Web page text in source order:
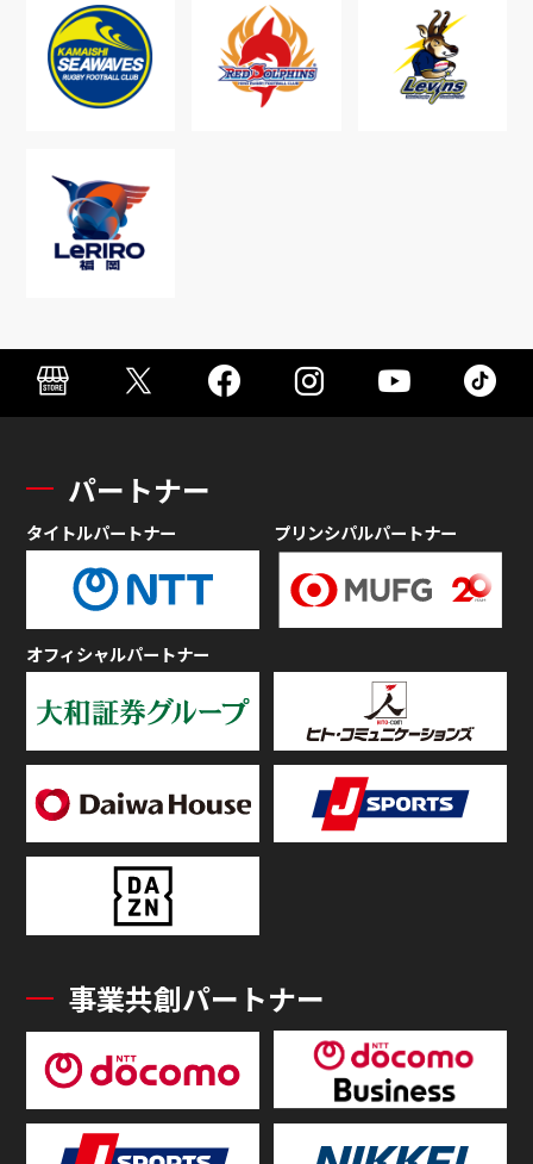
パートナー
タイトルパートナー プリンシパルパートナー
オフィシャルパートナー
事業共創パートナー